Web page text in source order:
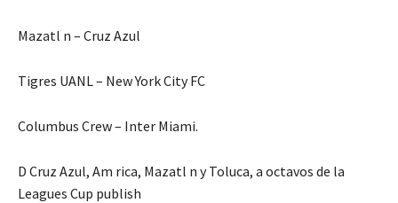
Mazatl n – Cruz Azul
Tigres UANL – New York City FC
Columbus Crew – Inter Miami.
D Cruz Azul, Am rica, Mazatl n y Toluca, a octavos de la
Leagues Cup publish